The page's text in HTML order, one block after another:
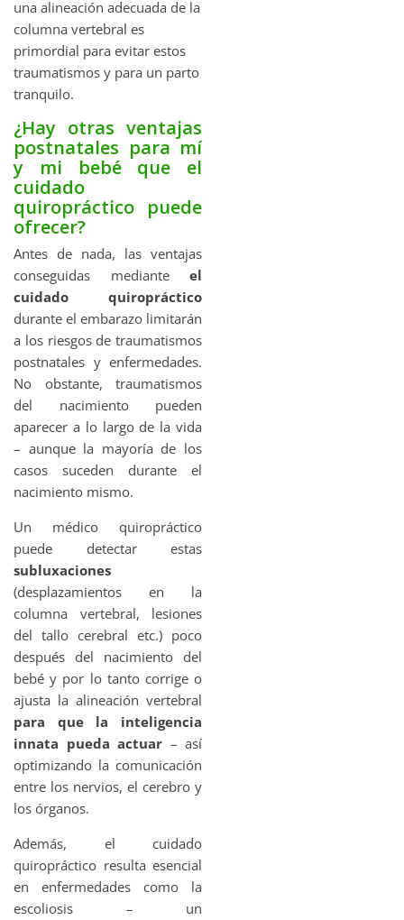
una alineación adecuada de la
columna vertebral es
primordial para evitar estos
traumatismos y para un parto
tranquilo.
¿Hay otras ventajas
postnatales para mí
y mi bebé que el
cuidado
quiropráctico puede
ofrecer?
Antes de nada, las ventajas
conseguidas medianteel
cuidado quiropráctico
durante el embarazo limitarán
a los riesgos de traumatismos
postnatales y enfermedades.
No obstante, traumatismos
del nacimiento pueden
aparecer a lo largo de la vida
– aunque la mayoría de los
casos suceden durante el
nacimiento mismo.
Un médico quiropráctico
puede detectar estas
subluxaciones
(desplazamientos en la
columna vertebral, lesiones
del tallo cerebral etc.) poco
después del nacimiento del
bebé y por lo tanto corrige o
ajusta la alineación vertebral
para que la inteligencia
innata pueda actuar – así
optimizando la comunicación
entre los nervios, el cerebro y
los órganos.
Además, el cuidado
quiropráctico resulta esencial
en enfermedades como la
escoliosis – un